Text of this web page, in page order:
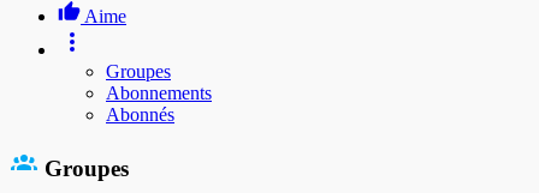
Aime
Groupes
Abonnements
Abonnés
Groupes